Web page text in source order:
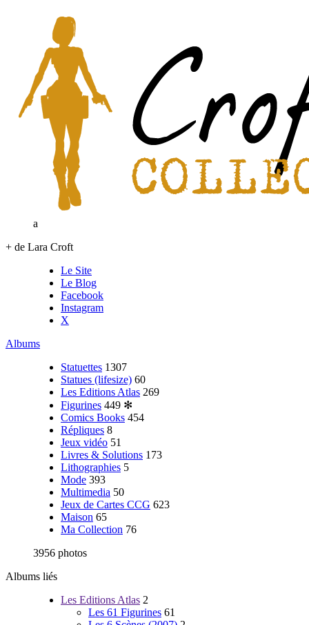
a
+ de Lara Croft
Le Site
Le Blog
Facebook
Instagram
X
Albums
Statuettes 1307
Statues (lifesize) 60
Les Editions Atlas 269
Figurines 449 ✻
Comics Books 454
Répliques 8
Jeux vidéo 51
Livres & Solutions 173
Lithographies 5
Mode 393
Multimedia 50
Jeux de Cartes CCG 623
Maison 65
Ma Collection 76
3956 photos
Albums liés
Les Editions Atlas 2
Les 61 Figurines 61